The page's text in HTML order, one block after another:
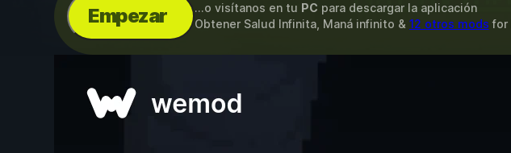
Empezar ...o visítanos en tu PC para descargar la aplicación
Obtener Salud Infinita, Maná infinito & 12 otros mods for